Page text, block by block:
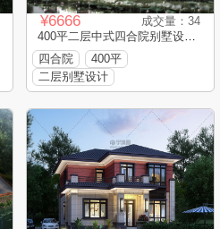
¥6666
成交量：34
400平二层中式四合院别墅设计图纸
四合院
400平
二层别墅设计